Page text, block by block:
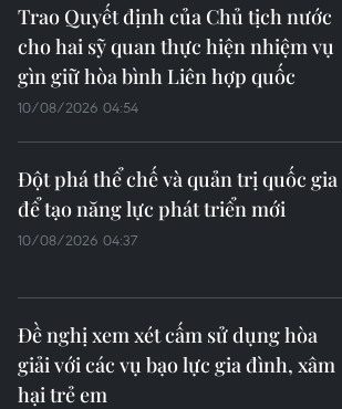
Trao Quyết định của Chủ tịch nước
cho hai sỹ quan thực hiện nhiệm vụ
gìn giữ hòa bình Liên hợp quốc
10/08/2026 04:54
Đột phá thể chế và quản trị quốc gia
để tạo năng lực phát triển mới
10/08/2026 04:37
Đề nghị xem xét cấm sử dụng hòa
giải với các vụ bạo lực gia đình, xâm
hại trẻ em